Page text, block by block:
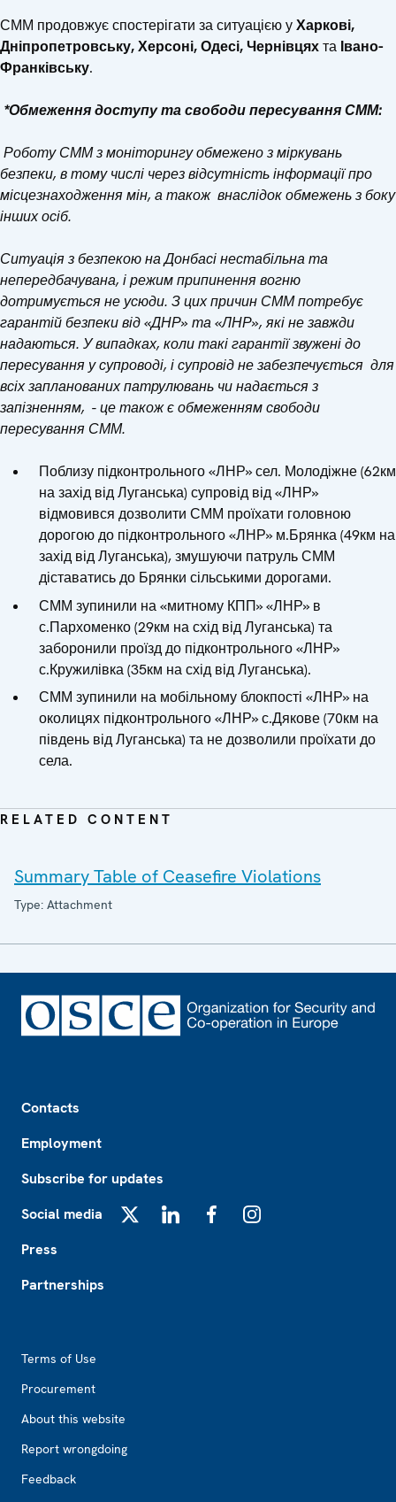
СММ продовжує спостерігати за ситуацією уХаркові,
Дніпропетровську, Херсоні, Одесі, Чернівцяхта Івано-
Франківську.
*Обмеження доступу та свободи пересування СММ:
Роботу СММ з моніторингу обмежено з міркувань
безпеки, в тому числі через відсутність інформації про
місцезнаходження мін, а також внаслідок обмежень з боку
іншихосіб.
Ситуація з безпекою на Донбасі нестабільна та
непередбачувана, і режим припинення вогню
дотримується не усюди. З цих причин СММ потребує
гарантій безпеки від «ДНР» та «ЛНР», які не завжди
надаються. У випадках, коли такі гарантії звужені до
пересування у супроводі, і супровід не забезпечується для
всіх запланованих патрулювань чи надається з
запізненням, - це також є обмеженням свободи
пересування СММ.
Поблизу підконтрольного «ЛНР» сел. Молодіжне (62км
на захід від Луганська) супровід від «ЛНР»
відмовився дозволити СММ проїхати головною
дорогою до підконтрольного «ЛНР» м.Брянка (49км на
захід від Луганська), змушуючи патруль СММ
діставатись до Брянки сільськими дорогами.
СММ зупинили на «митному КПП» «ЛНР» в
с.Пархоменко (29км на схід від Луганська) та
заборонили проїзд до підконтрольного «ЛНР»
с.Кружилівка (35км на схід від Луганська).
СММ зупинили на мобільному блокпості «ЛНР» на
околицях підконтрольного «ЛНР» с.Дякове (70км на
південь від Луганська) та не дозволили проїхати до
села.
RELATED CONTENT
Summary Table of Ceasefire Violations
Type: Attachment
Contacts
Employment
Subscribe for updates
Social media
Press
Partnerships
Terms of Use
Procurement
About this website
Report wrongdoing
Feedback